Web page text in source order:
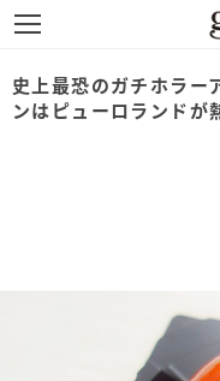
史上最恐のガチホラー
ンはピューロランドが